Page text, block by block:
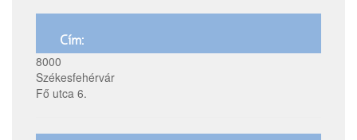
Cím:
8000
Székesfehérvár
Fő utca 6.